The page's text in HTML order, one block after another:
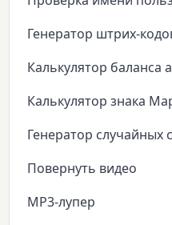
Генератор штрих-
Калькулятор баланса
Калькулятор знака
Генератор случайных
Повернуть видео
MP3-лупер